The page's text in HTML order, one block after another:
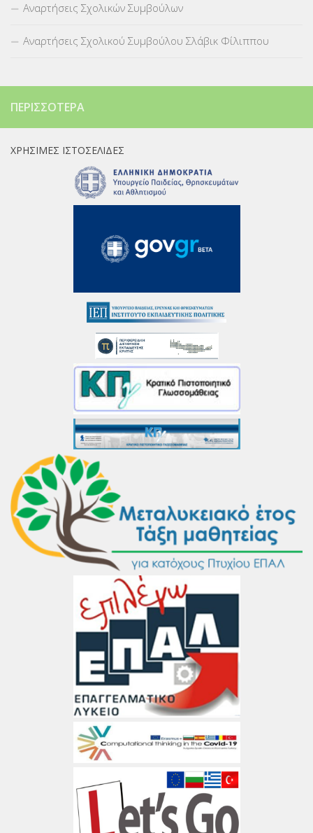
Αναρτήσεις Σχολικών Συμβούλων
Αναρτήσεις Σχολικού Συμβούλου Σλάβικ Φίλιππου
ΠΕΡΙΣΣΌΤΕΡΑ
ΧΡΉΣΙΜΕΣ ΙΣΤΟΣΕΛΊΔΕΣ